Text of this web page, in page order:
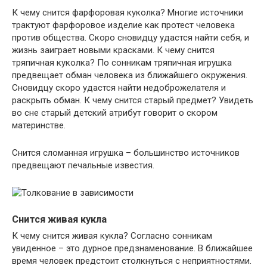
К чему снится фарфоровая куколка? Многие источники
трактуют фарфоровое изделие как протест человека
против общества. Скоро сновидцу удастся найти себя, и
жизнь заиграет новыми красками. К чему снится
тряпичная куколка? По сонникам тряпичная игрушка
предвещает обман человека из ближайшего окружения.
Сновидцу скоро удастся найти недоброжелателя и
раскрыть обман. К чему снится старый предмет? Увидеть
во сне старый детский атрибут говорит о скором
материнстве.
Снится сломанная игрушка – большинство источников
предвещают печальные известия.
Снится живая кукла
К чему снится живая кукла? Согласно сонникам
увиденное – это дурное предзнаменование. В ближайшее
время человек предстоит столкнуться с неприятностями.